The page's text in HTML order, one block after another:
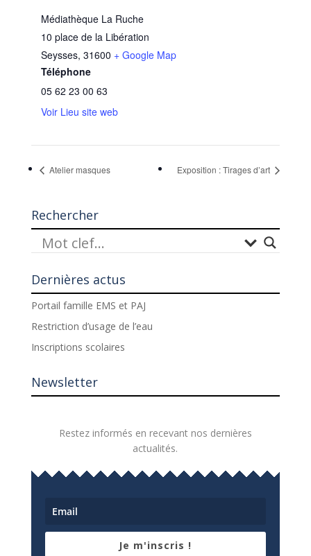
Médiathèque La Ruche
10 place de la Libération
Seysses, 31600 + Google Map
Téléphone
05 62 23 00 63
Voir Lieu site web
Atelier masques Exposition : Tirages d’art
Rechercher
Dernières actus
Portail famille EMS et PAJ
Restriction d’usage de l’eau
Inscriptions scolaires
Newsletter
Restez informés en recevant nos dernières
actualités.
Je m'inscris !